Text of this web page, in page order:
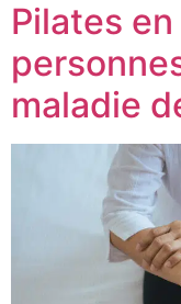
Pilates
maladie